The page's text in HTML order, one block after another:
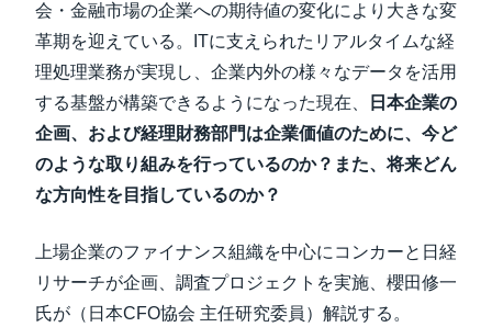
会・金融市場の企業への期待値の変化により大きな変
革期を迎えている。ITに支えられたリアルタイムな経
理処理業務が実現し、企業内外の様々なデータを活用
する基盤が構築できるようになった現在、
日本企業の
企画、および経理財務部門は企業価値のために、今ど
のような取り組みを行っているのか？また、将来どん
な方向性を目指しているのか？
上場企業のファイナンス組織を中心にコンカーと日経
リサーチが企画、調査プロジェクトを実施、櫻田修一
氏が（日本CFO協会 主任研究委員）解説する。